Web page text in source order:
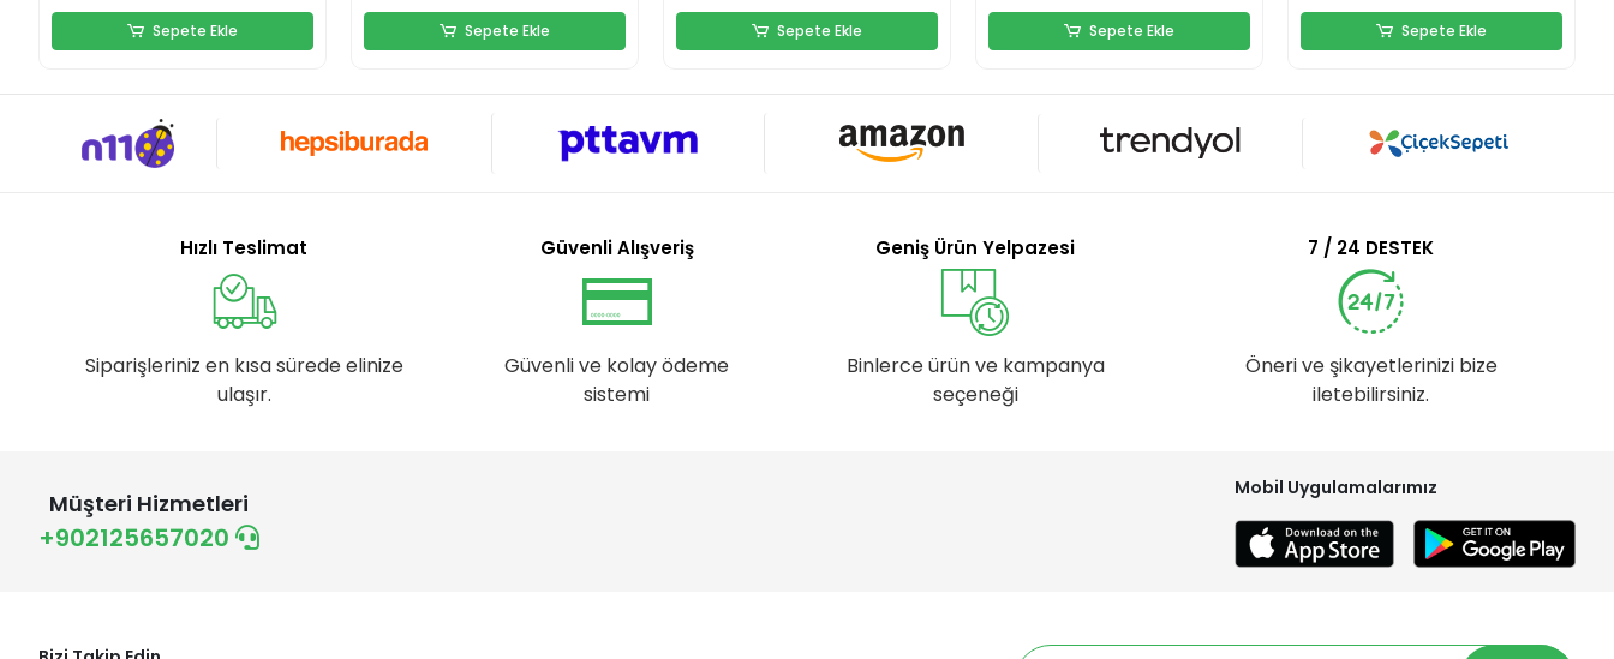
Sepete Ekle Sepete Ekle Sepete Ekle Sepete Ekle Sepete Ekle
Hızlı Teslimat
Siparişleriniz en kısa sürede elinize
ulaşır.
Güvenli Alışveriş
Güvenli ve kolay ödeme
sistemi
Geniş Ürün Yelpazesi
Binlerce ürün ve kampanya
seçeneği
7 / 24 DESTEK
Öneri ve şikayetlerinizi bize
iletebilirsiniz.
Müşteri Hizmetleri
+902125657020
Mobil Uygulamalarımız